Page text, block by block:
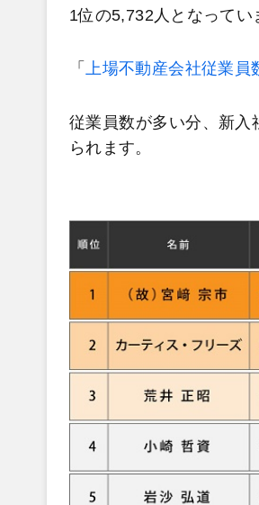
1位の5,732人となってい
「上場不動産会社従業員
従業員数が多い分、新入
られます。